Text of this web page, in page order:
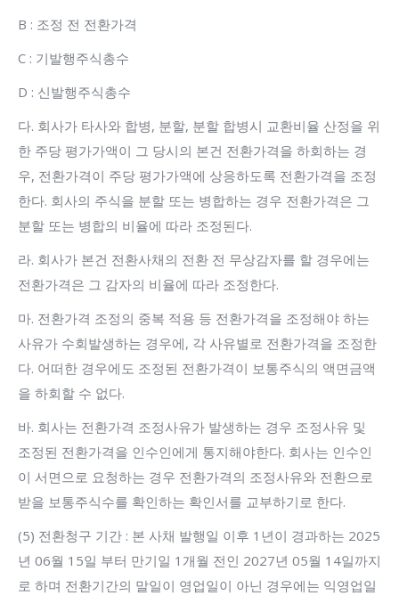
B : 조정 전 전환가격
C : 기발행주식총수
D : 신발행주식총수
다. 회사가 타사와 합병, 분할, 분할 합병시 교환비율 산정을 위
한 주당 평가가액이 그 당시의 본건 전환가격을 하회하는 경
우, 전환가격이 주당 평가가액에 상응하도록 전환가격을 조정
한다. 회사의 주식을 분할 또는 병합하는 경우 전환가격은 그
분할 또는 병합의 비율에 따라 조정된다.
라. 회사가 본건 전환사채의 전환 전 무상감자를 할 경우에는
전환가격은 그 감자의 비율에 따라 조정한다.
마. 전환가격 조정의 중복 적용 등 전환가격을 조정해야 하는
사유가 수회발생하는 경우에, 각 사유별로 전환가격을 조정한
다. 어떠한 경우에도 조정된 전환가격이 보통주식의 액면금액
을 하회할 수 없다.
바. 회사는 전환가격 조정사유가 발생하는 경우 조정사유 및
조정된 전환가격을 인수인에게 통지해야한다. 회사는 인수인
이 서면으로 요청하는 경우 전환가격의 조정사유와 전환으로
받을 보통주식수를 확인하는 확인서를 교부하기로 한다.
(5) 전환청구 기간 : 본 사채 발행일 이후 1년이 경과하는 2025
년 06월 15일 부터 만기일 1개월 전인 2027년 05월 14일까지
로 하며 전환기간의 말일이 영업일이 아닌 경우에는 익영업일